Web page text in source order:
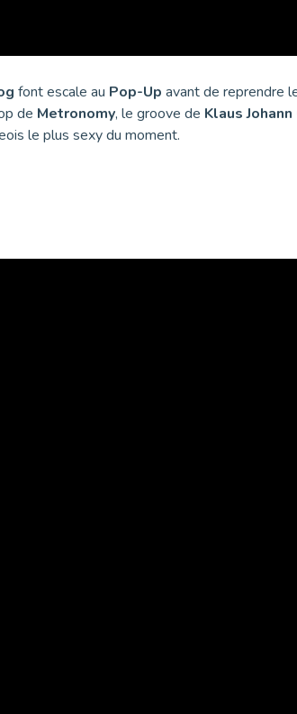
font escale au Pop-Up avant de reprendre
de Metronomy, le groove de Klaus
le plus sexy du moment.